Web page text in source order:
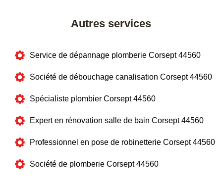
Autres services
Service de dépannage plomberie Corsept 44560
Société de débouchage canalisation Corsept 44560
Spécialiste plombier Corsept 44560
Expert en rénovation salle de bain Corsept 44560
Professionnel en pose de robinetterie Corsept 44560
Société de plomberie Corsept 44560